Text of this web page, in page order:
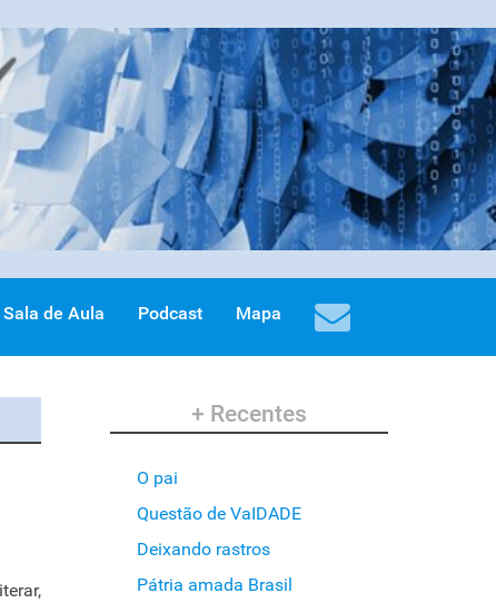
Sala de Aula Podcast Mapa
+ Recentes
O pai
Questão de VaIDADE
Deixando rastros
Pátria amada Brasil